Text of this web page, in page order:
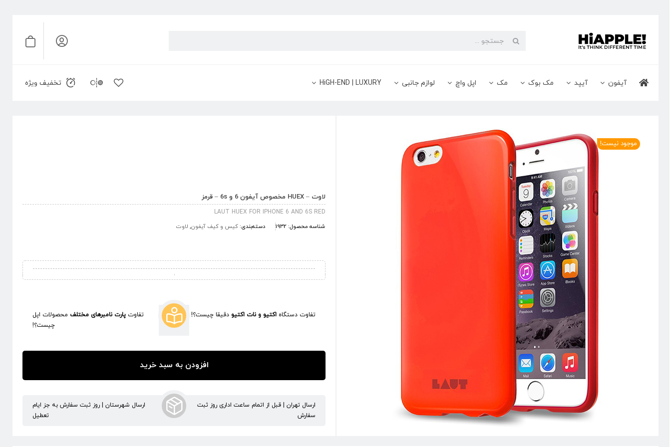
content
جستجو
آیفون آیپد مک بوک مک اپل واچ لوازم جانبی HiGH-END | LUXURY تخفیف ویژه
موجود نیست!
لاوت – HUEX مخصوص آیفون 6 و 6s – قرمز
LAUT HUEX FOR IPHONE 6 AND 6S RED
شناسه محصول: 1932 دسته‌بندی:کیس و کیف آیفون, لاوت
تفاوت دستگاه اکتیو و نات اکتیو دقیقا چیست؟! تفاوت پارت نامبرهای مختلف محصولات اپل
چیست؟!
افزودن به سبد خرید
ارسال تهران | قبل از اتمام ساعت اداری روز ثبت
سفارش
ارسال شهرستان | روز ثبت سفارش به جز ایام
تعطیل